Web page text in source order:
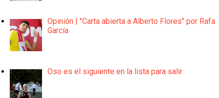
Opinión | "Carta abierta a Alberto Flores" por Rafa
García
Oso es el siguiente en la lista para salir